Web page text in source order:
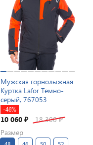
Мужская горнолыжная
Куртка Lafor Темно-
серый, 767053
-46%
10 060 ₽ 18 300₽
Размер